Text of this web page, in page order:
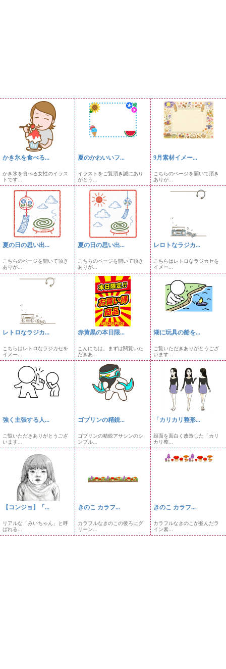
かき氷を食べる...
かき氷を食べる女性のイラス
トです...
夏のかわいいフ...
イラストをご覧頂き誠にあり
がとう...
9月素材イメー...
こちらのページを開いて頂き
ありが...
夏の日の思い出...
こちらのページを開いて頂き
ありが...
夏の日の思い出...
こちらのページを開いて頂き
ありが...
レロトなラジカ...
こちらはレトロなラジカセを
イメー...
レトロなラジカ...
こちらはレトロなラジカセを
イメー...
赤黄黒の本日限...
こんにちは。まずは閲覧いた
だきあ...
湖に玩具の船を...
ご覧いただきありがとうござ
います...
強く主張する人...
ご覧いただきありがとうござ
います...
ゴブリンの精鋭...
ゴブリンの精鋭アサシンのシ
ンプル...
「カリカリ整形...
顔面を面白く改造した「カリ
カリ整...
【コンジョ】「...
リアルな「みいちゃん」と呼
ばれる...
きのこ カラフ...
カラフルなきのこの後ろにグ
リーン...
きのこ カラフ...
カラフルなきのこが並んだラ
イン素...